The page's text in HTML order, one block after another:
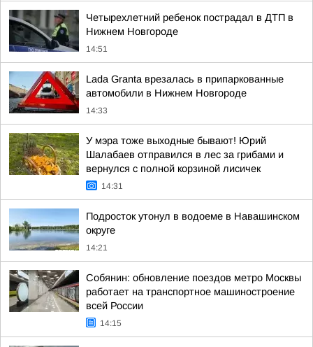
Четырехлетний ребенок пострадал в ДТП в
Нижнем Новгороде
14:51
Lada Granta врезалась в припаркованные
автомобили в Нижнем Новгороде
14:33
У мэра тоже выходные бывают! Юрий
Шалабаев отправился в лес за грибами и
вернулся с полной корзиной лисичек
14:31
Подросток утонул в водоеме в Навашинском
округе
14:21
Собянин: обновление поездов метро Москвы
работает на транспортное машиностроение
всей России
14:15